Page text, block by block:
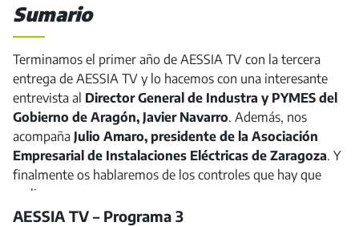
Sumario
Terminamos el primer año de AESSIA TV con la tercera
entrega de AESSIA TV y lo hacemos con una interesante
entrevista al Director General de Industra y PYMES del
Gobierno de Aragón, Javier Navarro. Además, nos
acompaña Julio Amaro, presidente de la Asociación
Empresarial de Instalaciones Eléctricas de Zaragoza. Y
finalmente os hablaremos de los controles que hay que
realizar.
AESSIA TV – Programa 3